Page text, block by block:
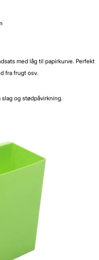
med låg til papirkurve. Perfekt
fra frugt osv.
slag og stødpåvirkning.